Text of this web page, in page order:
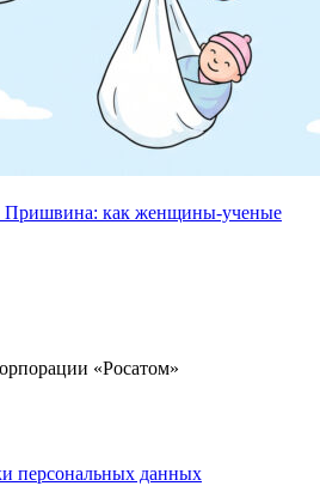
Пришвина: как женщины-ученые
«Росатом»
персональных данных